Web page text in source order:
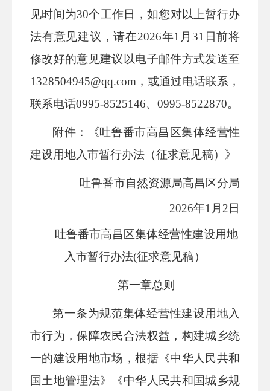
见时间为30个工作日，如您对以上暂行办
法有意见建议，请在2026年1月31日前将
修改好的意见建议以电子邮件方式发送至
1328504945@qq.com，或通过电话联系，
联系电话0995-8525146、0995-8522870。
附件：《吐鲁番市高昌区集体经营性
建设用地入市暂行办法（征求意见稿）》
吐鲁番市自然资源局高昌区分局
2026年1月2日
吐鲁番市高昌区集体经营性建设用地
入市暂行办法(征求意见稿）
第一章总则
第一条为规范集体经营性建设用地入
市行为，保障农民合法权益，构建城乡统
一的建设用地市场，根据《中华人民共和
国土地管理法》《中华人民共和国城乡规